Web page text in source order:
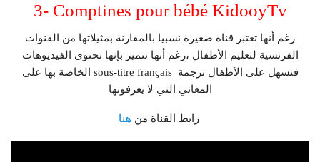
3- Comptines pour bébé KidooyTv
رغم أنها تعتبر قناة صغيرة نسبيا بالمقارنة بمثيلاتها من القنوات
الفرنسية لتعليم الأطفال ،رغم أنها تتميز بإنها تحتوى الفيديوهات
الخاصة بها على sous-titre français فتسهل على الأطفال ترجمة
المعاني التي لا يعرفونها
رابط القناة منهنا